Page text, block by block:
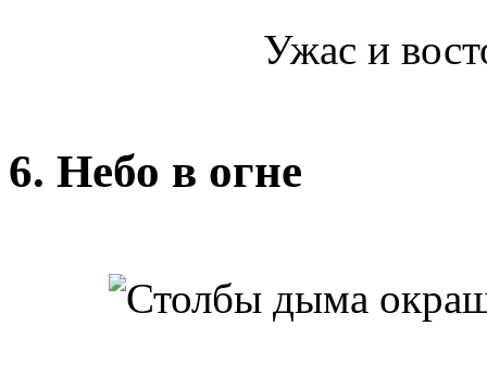
Ужас и
6. Небо в огне